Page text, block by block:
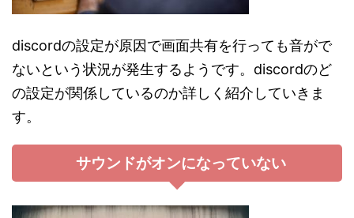
discordの設定が原因で画面共有を行っても音がで
ないという状況が発生するようです。discordのど
の設定が関係しているのか詳しく紹介していきま
す。
サウンドがオンになっていない